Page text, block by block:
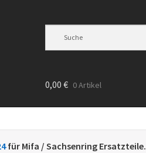
0,00 € 0 Artikel
für Mifa / Sachsenring Ersatzteile.